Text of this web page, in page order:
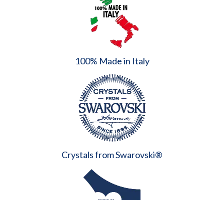
100% Made in Italy
Crystals from Swarovski®